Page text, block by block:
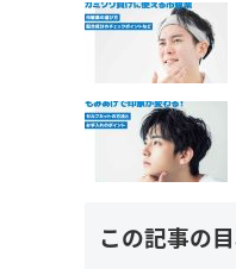
この記事の